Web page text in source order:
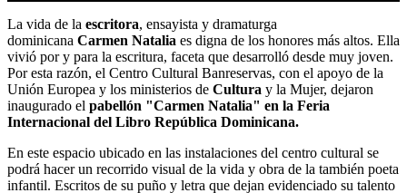
La vida de la escritora, ensayista y dramaturga
dominicana Carmen Natalia es digna de los honores más altos. Ella
vivió por y para la escritura, faceta que desarrolló desde muy joven.
Por esta razón, el Centro Cultural Banreservas, con el apoyo de la
Unión Europea y los ministerios de Cultura y la Mujer, dejaron
inaugurado el pabellón "Carmen Natalia" en la Feria
Internacional del Libro República Dominicana.
En este espacio ubicado en las instalaciones del centro cultural se
podrá hacer un recorrido visual de la vida y obra de la también poeta
infantil. Escritos de su puño y letra que dejan evidenciado su talento